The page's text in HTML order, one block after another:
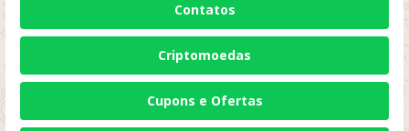
Contatos
Criptomoedas
Cupons e Ofertas